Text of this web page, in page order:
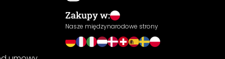
Zakupy w:
Nasze międzynarodowe strony